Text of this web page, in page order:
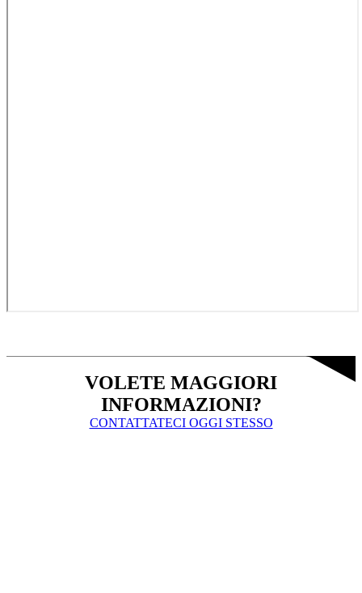
VOLETE MAGGIORI
INFORMAZIONI?
CONTATTATECI OGGI STESSO